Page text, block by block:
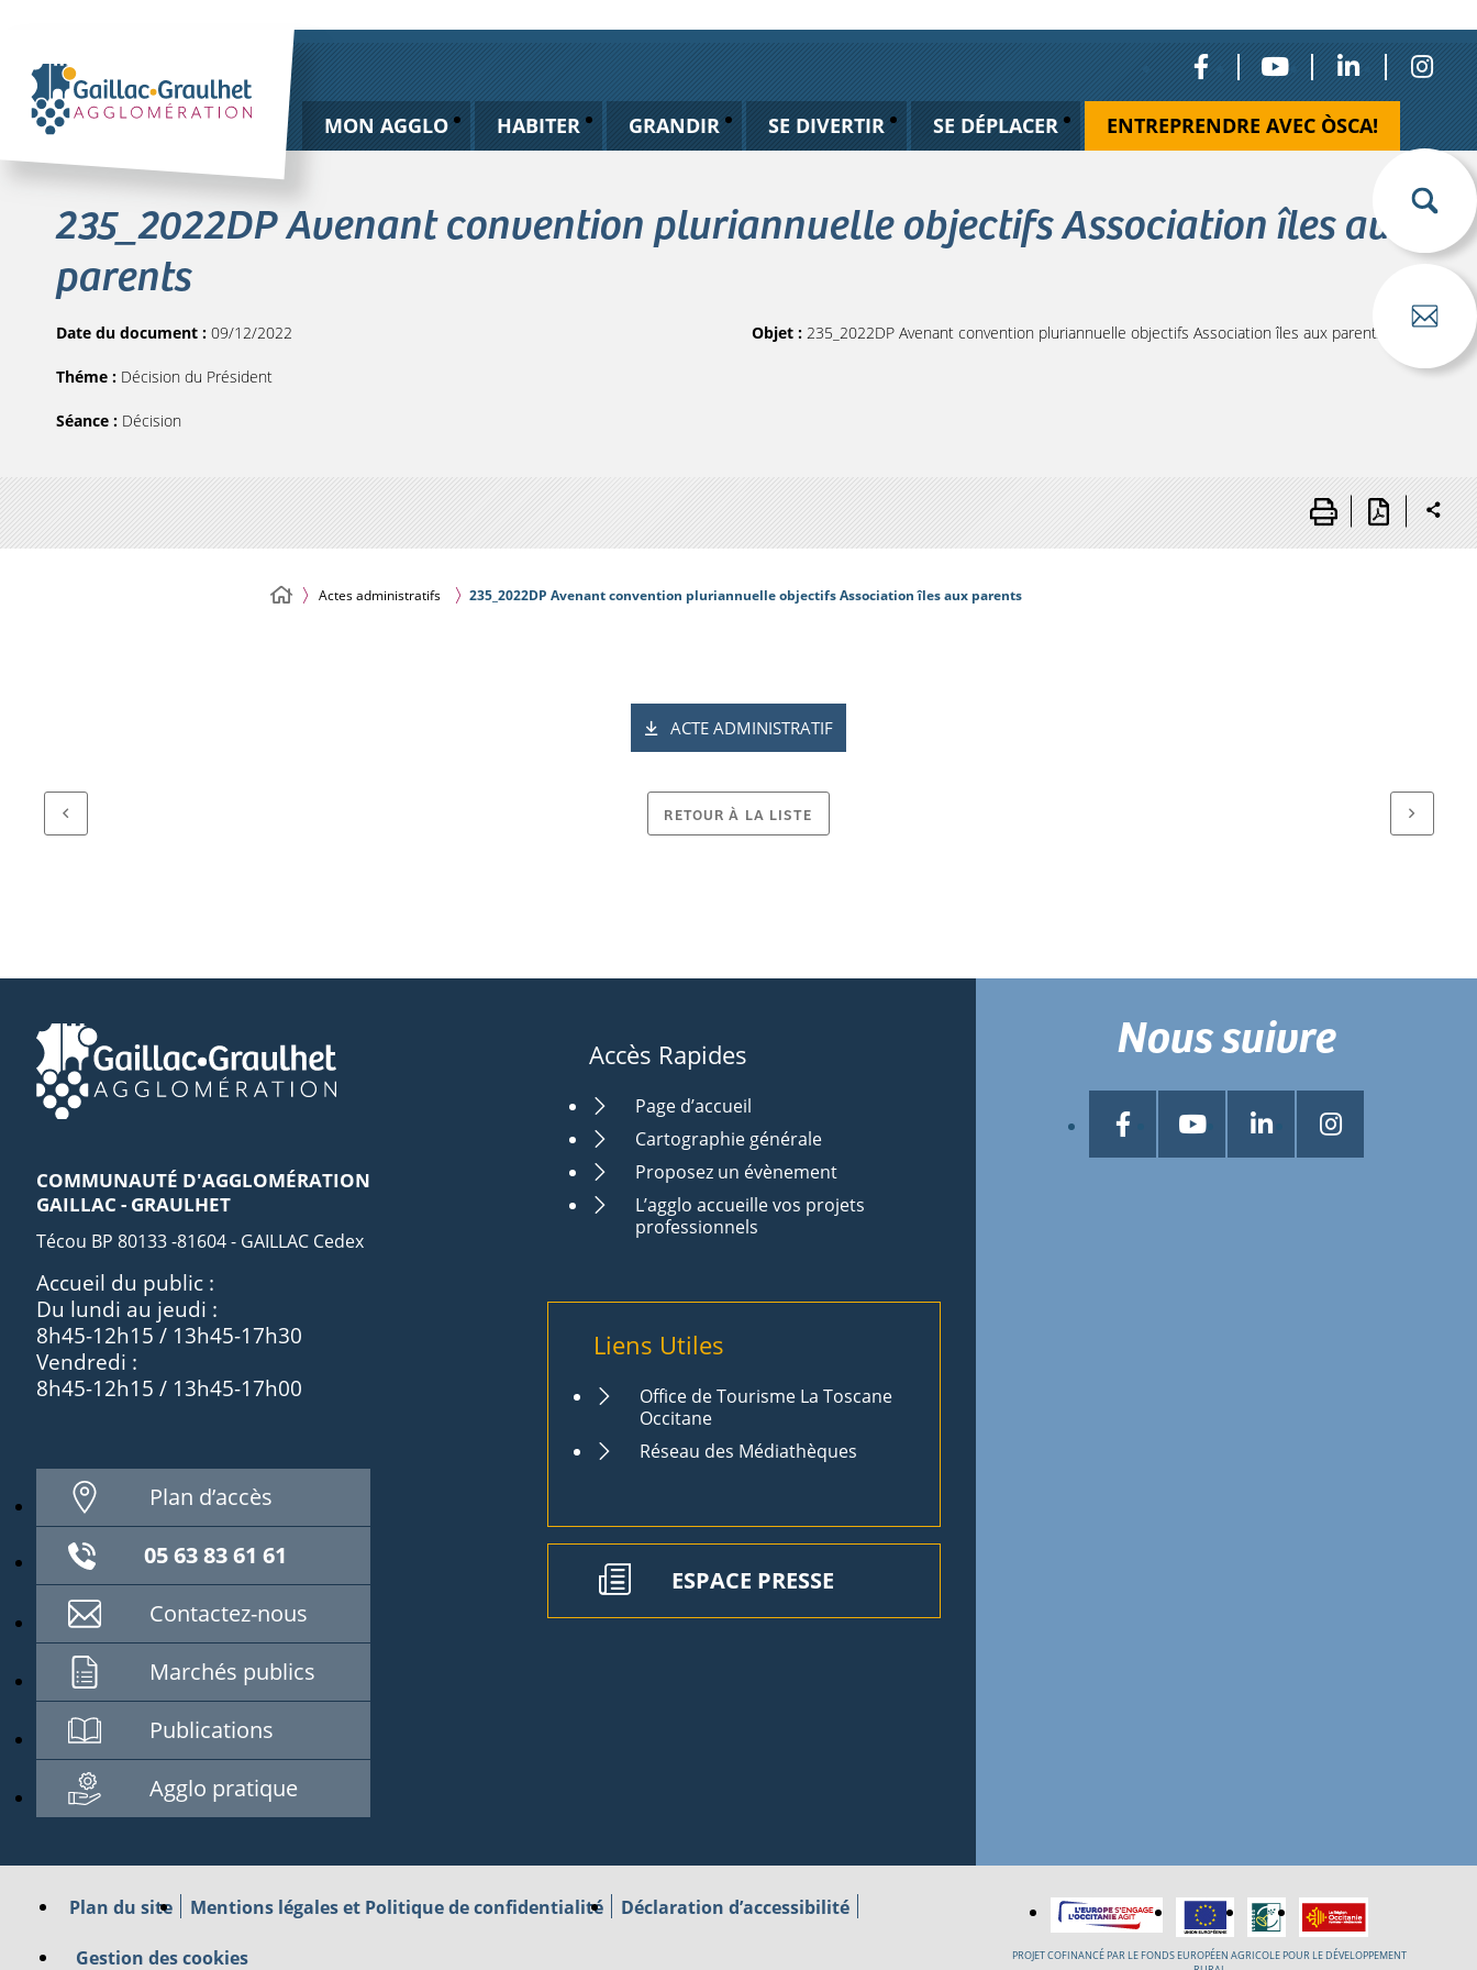
MON AGGLO HABITER GRANDIR SE DIVERTIR SE DÉPLACER ENTREPRENDRE AVEC ÒSCA!
235_2022DP Avenant convention pluriannuelle objectifs Association îles aux
parents
Date du document : 09/12/2022
Théme : Décision du Président
Séance : Décision
Objet : 235_2022DP Avenant convention pluriannuelle objectifs Association îles aux parents
Actes administratifs 235_2022DP Avenant convention pluriannuelle objectifs Association îles aux parents
ACTE ADMINISTRATIF
RETOUR À LA LISTE
COMMUNAUTÉ D'AGGLOMÉRATION
GAILLAC - GRAULHET
Técou BP 80133 -81604 - GAILLAC Cedex
Accueil du public :
Du lundi au jeudi :
8h45-12h15 / 13h45-17h30
Vendredi :
8h45-12h15 / 13h45-17h00
Plan d’accès
05 63 83 61 61
Contactez-nous
Marchés publics
Publications
Agglo pratique
Accès Rapides
Page d’accueil
Cartographie générale
Proposez un évènement
L’agglo accueille vos projets
professionnels
Liens Utiles
Office de Tourisme La Toscane
Occitane
Réseau des Médiathèques
ESPACE PRESSE
Nous suivre
Plan du site Mentions légales et Politique de confidentialité Déclaration d’accessibilité
Gestion des cookies
PROJET COFINANCÉ PAR LE FONDS EUROPÉEN AGRICOLE POUR LE DÉVELOPPEMENT